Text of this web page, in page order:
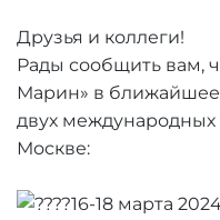
Друзья и коллеги!
Рады сообщить вам,
Марин» в
двух международных
Москве:
16-18 марта